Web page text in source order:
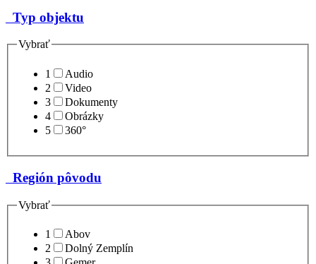
Typ objektu
Vybrať
1
Audio
2
Video
3
Dokumenty
4
Obrázky
5
360°
Región pôvodu
Vybrať
1
Abov
2
Dolný Zemplín